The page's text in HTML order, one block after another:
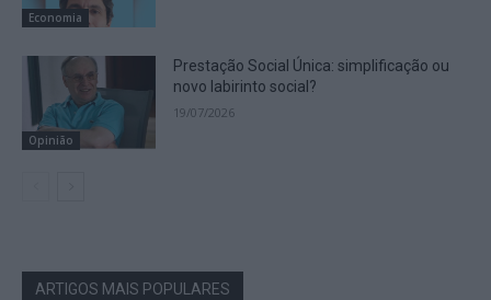
Economia
Opinião
Prestação Social Única: simplificação ou
novo labirinto social?
19/07/2026
ARTIGOS MAIS POPULARES